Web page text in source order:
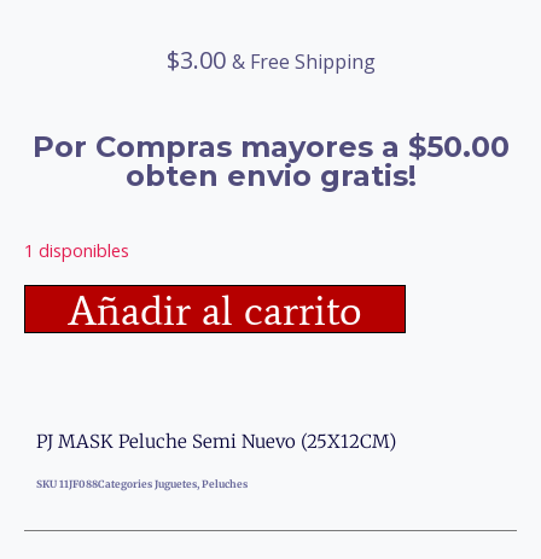
$3.00 & Free Shipping
Por Compras mayores a $50.00
obten envio gratis!
1 disponibles
Añadir al carrito
PJ MASK Peluche Semi Nuevo (25X12CM)
SKU 11JF088Categories Juguetes, Peluches